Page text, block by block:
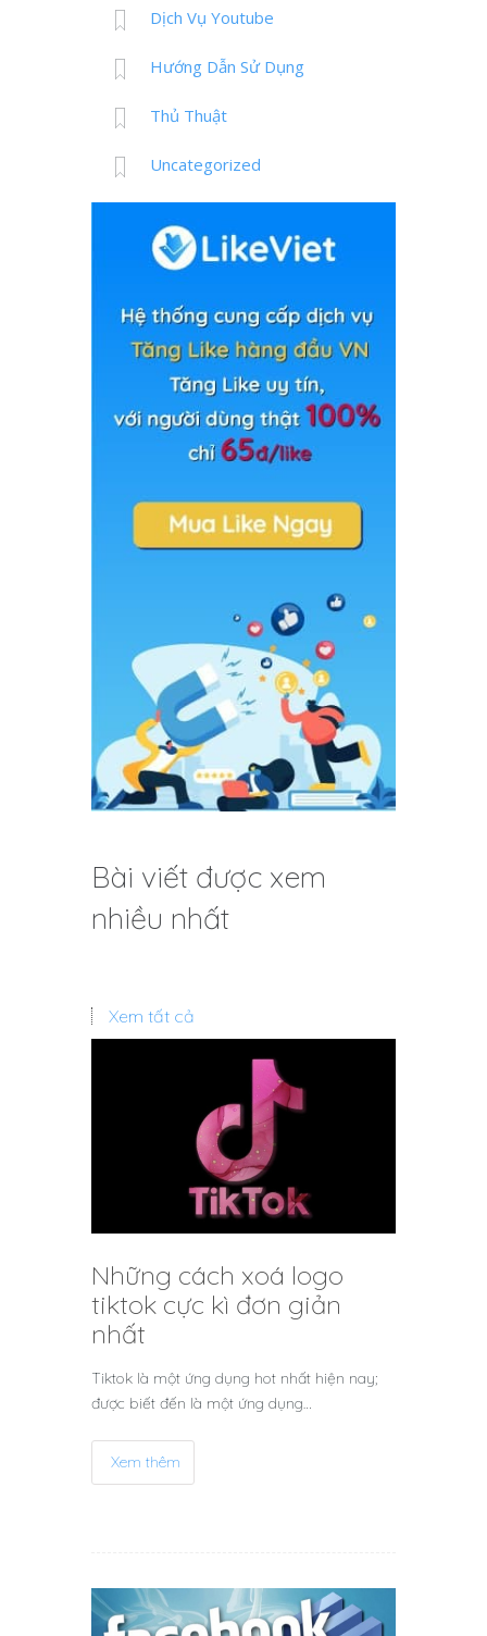
Dịch Vụ Youtube
Hướng Dẫn Sử Dụng
Thủ Thuật
Uncategorized
Bài viết được xem
nhiều nhất
Xem tất cả
Những cách xoá logo
tiktok cực kì đơn giản
nhất
Tiktok là một ứng dụng hot nhất hiện nay;
được biết đến là một ứng dụng…
Xem thêm